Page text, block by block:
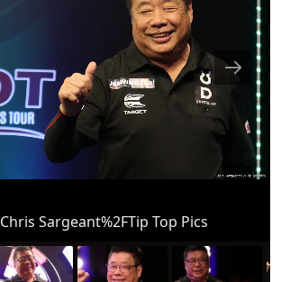
Chris Sargeant%2FTip Top Pics